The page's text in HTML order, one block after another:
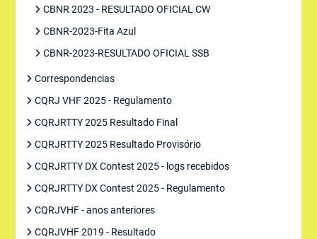
CBNR 2023 - RESULTADO OFICIAL CW
CBNR-2023-Fita Azul
CBNR-2023-RESULTADO OFICIAL SSB
Correspondencias
CQRJ VHF 2025 - Regulamento
CQRJRTTY 2025 Resultado Final
CQRJRTTY 2025 Resultado Provisório
CQRJRTTY DX Contest 2025 - logs recebidos
CQRJRTTY DX Contest 2025 - Regulamento
CQRJVHF - anos anteriores
CQRJVHF 2019 - Resultado